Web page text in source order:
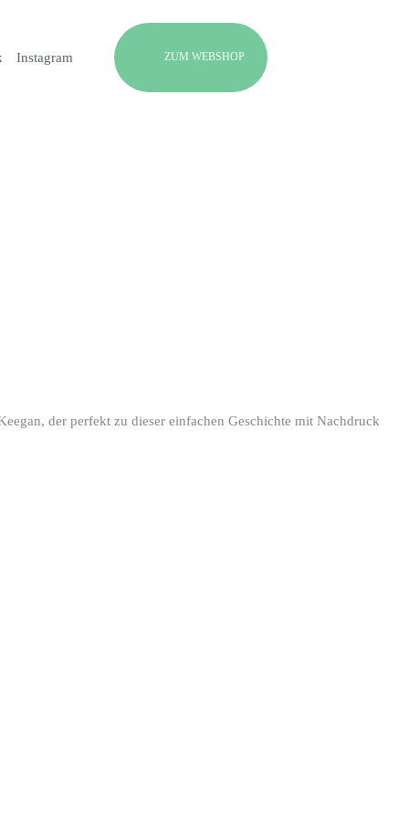
Instagram ZUM WEBSHOP
der perfekt zu dieser einfachen Geschichte mit Nachdruck